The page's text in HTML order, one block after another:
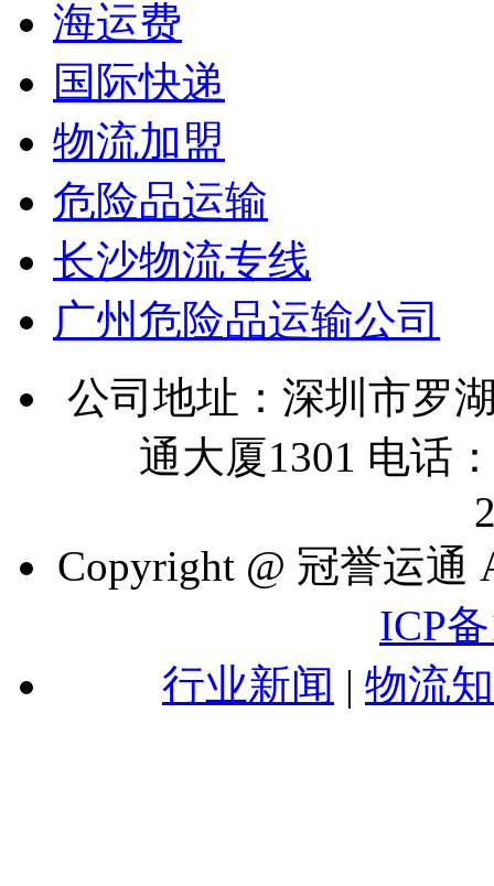
海运费
国际快递
物流加盟
危险品运输
长沙物流专线
广州危险品运输公司
公司地址：深圳市罗
通大厦1301 电话
Copyright @ 冠誉运通
ICP
行业新闻 | 物流